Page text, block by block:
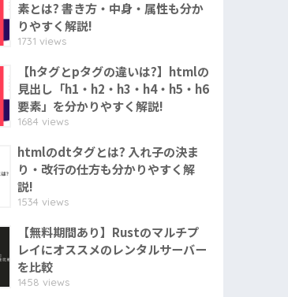
素とは? 書き方・中身・属性も分か
りやすく解説!
1731 views
【hタグとpタグの違いは?】htmlの
見出し「h1・h2・h3・h4・h5・h6
要素」を分かりやすく解説!
1684 views
htmlのdtタグとは? 入れ子の決ま
り・改行の仕方も分かりやすく解
説!
1534 views
【無料期間あり】Rustのマルチプ
レイにオススメのレンタルサーバー
を比較
1458 views